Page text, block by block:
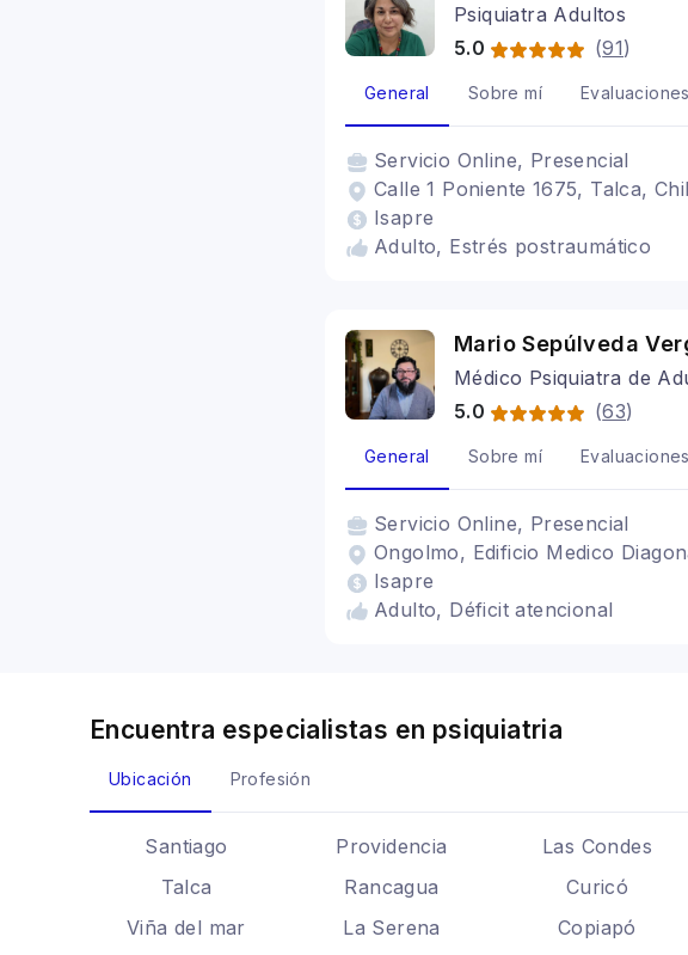
Psiquiatra Adultos
5.0
(91)
General Sobre mí Evaluaciones
Servicio Online, Presencial
Calle 1 Poniente 1675, Talca,
Isapre
Adulto, Estrés postraumático
Mario Sepúlveda
Médico Psiquiatra de
5.0
(63)
General Sobre mí Evaluaciones
Servicio Online, Presencial
Ongolmo, Edificio Medico
Isapre
Adulto, Déficit atencional
Encuentra especialistas en psiquiatria
Ubicación Profesión
Santiago Providencia Las Condes
Talca
Rancagua Curicó
Viña del mar
La Serena Copiapó